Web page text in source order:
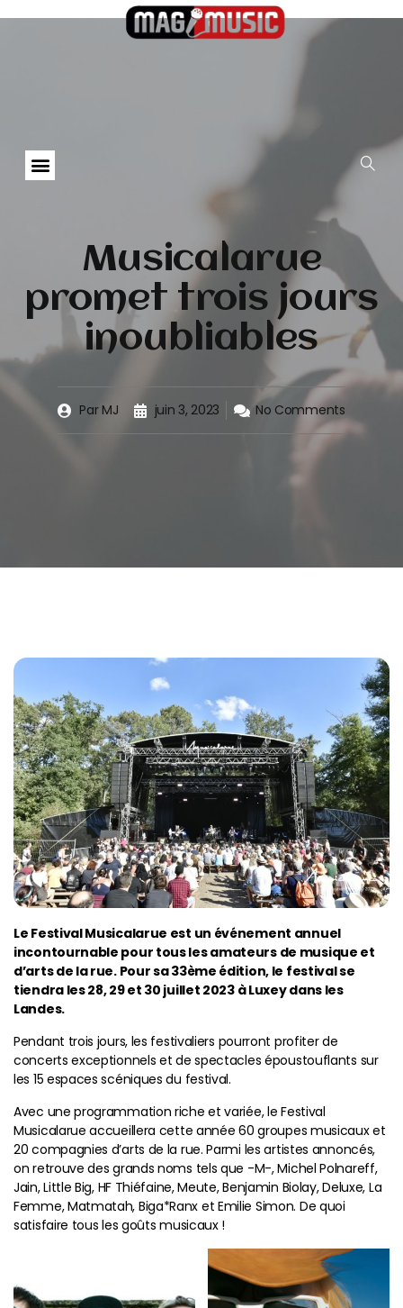
Musicalarue
promet trois jours
inoubliables
ParMJ juin 3, 2023 No Comments
Le Festival Musicalarue est un événement annuel
incontournable pour tous les amateurs de musique et
d’arts de la rue. Pour sa 33ème édition, le festival se
tiendra les 28, 29 et 30 juillet 2023 à Luxey dans les
Landes.
Pendant trois jours, les festivaliers pourront profiter de
concerts exceptionnels et de spectacles époustouflants sur
les 15 espaces scéniques du festival.
Avec une programmation riche et variée, le Festival
Musicalarue accueillera cette année 60 groupes musicaux et
20 compagnies d’arts de la rue. Parmi les artistes annoncés,
on retrouve des grands noms tels que -M-, Michel Polnareff,
Jain, Little Big, HF Thiéfaine, Meute, Benjamin Biolay, Deluxe, La
Femme, Matmatah, Biga*Ranx et Emilie Simon. De quoi
satisfaire tous les goûts musicaux !